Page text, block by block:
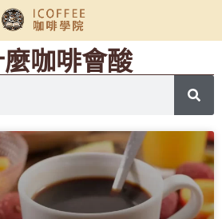
咖啡會酸